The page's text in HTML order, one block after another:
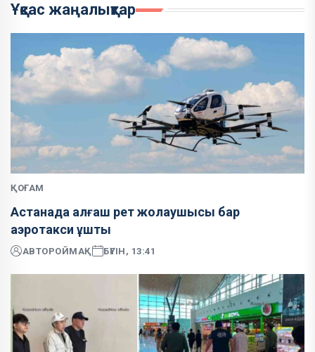
Ұқсас жаңалықтар
ҚОҒАМ
Астанада алғаш рет жолаушысы бар
аэротакси ұшты
АВТОРОЙМАҚ БҮГІН, 13:41